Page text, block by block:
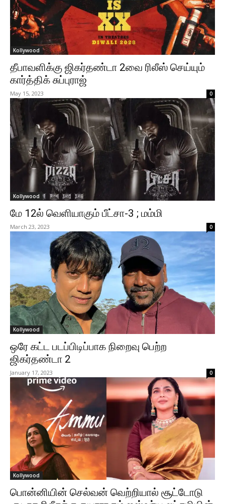
Kollywood
தீபாவளிக்கு ஜிகர்தண்டா 2வை ரிலீஸ் செய்யும்
கார்த்திக் சுப்புராஜ்
May 15, 2023 0
Kollywood
மே 12ல் வெளியாகும் பீட்சா-3 ; மம்மி
March 23, 2023 0
Kollywood
ஒரே கட்ட படப்பிடிப்பாக நிறைவு பெற்ற
ஜிகர்தண்டா 2
January 17, 2023 0
Kollywood
பொன்னியின் செல்வன் வெற்றியால் சூட்டோடு